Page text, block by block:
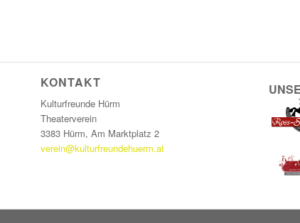
KONTAKT
Kulturfreunde Hürm
Theaterverein
3383 Hürm, Am Marktplatz 2
verein@kulturfreundehuerm.at